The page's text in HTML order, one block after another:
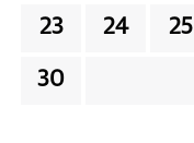
23 24 25
30